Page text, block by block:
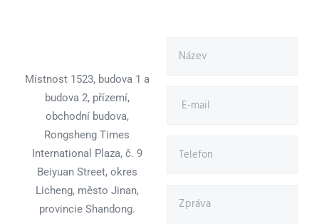
Místnost 1523, budova 1 a
budova 2, přízemí,
obchodní budova,
Rongsheng Times
International Plaza, č. 9
Beiyuan Street, okres
Licheng, město Jinan,
provincie Shandong.